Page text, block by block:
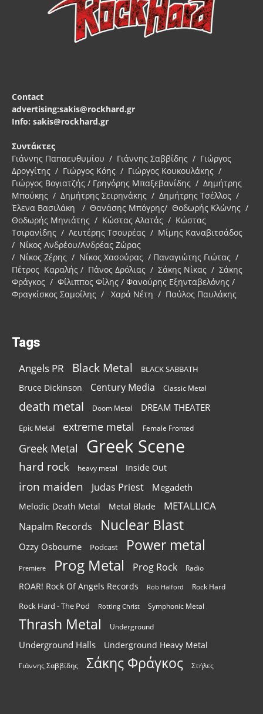
Contact
advertising:sakis@rockhard.gr
Info: sakis@rockhard.gr
Συντάκτες
Γιάννης Παπαευθυμίου / Γιάννης Σαββίδης / Γιώργος
Δρογγίτης / Γιώργος Κόης / Γιώργος Κουκουλάκης /
Γιώργος Βογιατζής / Γρηγόρης Μπαξεβανίδης / Δημήτρης
Μπούκης / Δημήτρης Σειρηνάκης / Δημήτρης Τσέλλος /
Έλενα Βασιλάκη / Θανάσης Μπόγρης/ Θοδωρής Κλώνης /
Θοδωρής Μηνιάτης / Κώστας Αλατάς / Κώστας
Τσιρανίδης / Λευτέρης Τσουρέας / Μίμης Καναβιτσάδος
/ Νίκος Ανδρέου/Ανδρέας Ζώρας
/ Νίκος Ζέρης / Νίκος Χασούρας / Παναγιώτης Γιώτας /
Πέτρος Καραλής / Πάνος Δρόλιας / Σάκης Νίκας / Σάκης
Φράγκος / Φίλιππος Φίλης / Φανούρης Εξηνταβελόνης /
Φραγκίσκος Σαμοΐλης / Χαρά Νέτη / Παύλος Παυλάκης
Tags
Angels PR Black Metal BLACK SABBATH
Bruce Dickinson Century Media Classic Metal
death metal Doom Metal DREAM THEATER
Epic Metal extreme metal Female Fronted
Greek Metal Greek Scene
hard rock heavy metal Inside Out
iron maiden Judas Priest Megadeth
Melodic Death Metal Metal Blade METALLICA
Napalm Records Nuclear Blast
Ozzy Osbourne Podcast Power metal
Premiere Prog Metal Prog Rock Radio
ROAR! Rock Of Angels Records Rob Halford Rock Hard
Rock Hard - The Pod Rotting Christ Symphonic Metal
Thrash Metal Underground
Underground Halls Underground Heavy Metal
Γιάννης Σαββίδης Σάκης Φράγκος Στήλες